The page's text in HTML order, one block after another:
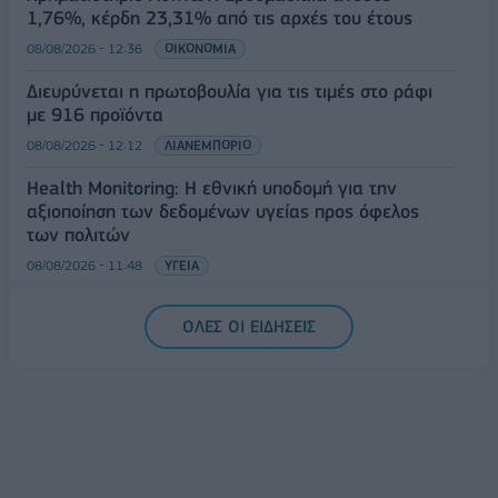
1,76%, κέρδη 23,31% από τις αρχές του έτους
08/08/2026 - 12:36 ΟΙΚΟΝΟΜΙΑ
Διευρύνεται η πρωτοβουλία για τις τιμές στο ράφι
με 916 προϊόντα
08/08/2026 - 12:12 ΛΙΑΝΕΜΠΟΡΙΟ
Health Monitoring: Η εθνική υποδομή για την
αξιοποίηση των δεδομένων υγείας προς όφελος
των πολιτών
08/08/2026 - 11:48 ΥΓΕΙΑ
Ελληνική Αναπτυξιακή Τράπεζα: Με «προίκα» 2 δισ.
ευρώ ανοίγει δρόμο για δάνεια έως 5 δισ. σε
ΟΛΕΣ ΟΙ ΕΙΔΗΣΕΙΣ